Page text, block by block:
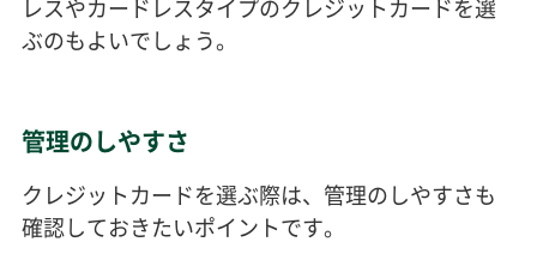
レスやカードレスタイプのクレジットカードを選
ぶのもよいでしょう。
管理のしやすさ
クレジットカードを選ぶ際は、管理のしやすさも
確認しておきたいポイントです。